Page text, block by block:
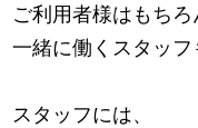
ご利用者様はもちろ
一緒に働くスタッフ
スタッフには、